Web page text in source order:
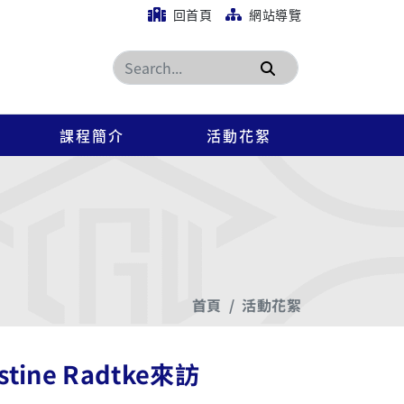
回首頁 網站導覽
搜尋
課程簡介 活動花絮
首頁 活動花絮
Radtke來訪